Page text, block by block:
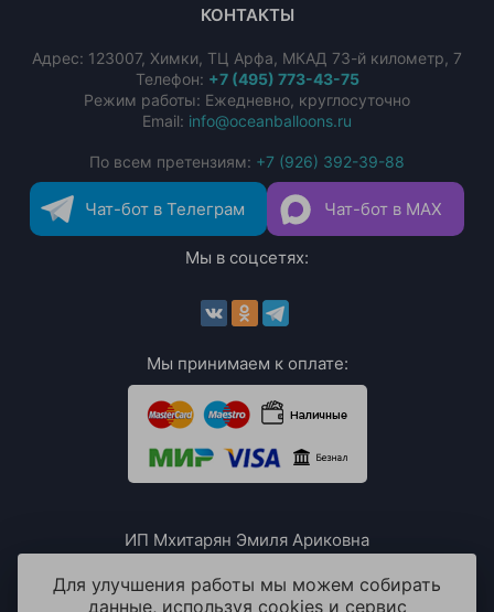
КОНТАКТЫ
Адрес: 123007, Химки, ТЦ Арфа, МКАД 73-й километр, 7
Телефон: +7 (495) 773-43-75
Режим работы: Ежедневно, круглосуточно
Email: info@oceanballoons.ru
По всем претензиям: +7 (926) 392-39-88
Чат-бот в Телеграм Чат-бот в MAX
Мы в соцсетях:
Мы принимаем к оплате:
ИП Мхитарян Эмиля Ариковна
ИНН: 771385063807
ОГРН / ОГРНИП: 319508100076230
Для улучшения работы мы можем собирать
данные, используя cookies и сервис